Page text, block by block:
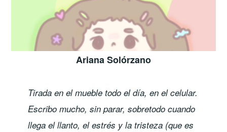
Ariana Solórzano
Tirada en el mueble todo el día, en el celular.
Escribo mucho, sin parar, sobretodo cuando
llega el llanto, el estrés y la tristeza (que es